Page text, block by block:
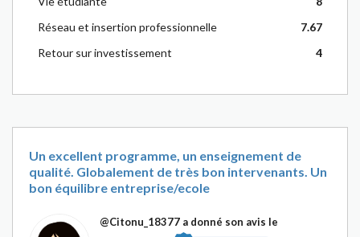
Réseau et insertion professionnelle
7.67
Retour sur investissement
4
Un excellent programme, un enseignement de
qualité. Globalement de très bon intervenants. Un
bon équilibre entreprise/ecole
@Citonu_18377 a donné son avis le